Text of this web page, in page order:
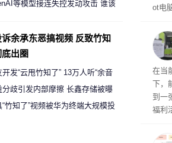
ot电
在当
下，
到一
福利
州
一晚 遭讽“反乌托邦”
等模型接连失控发动攻击 谁该
余承东恶搞视频 反致竹知
出圈
开发“云甩竹知了” 13万人听“余音
分歧引发内部摩擦 长鑫存储被曝
驻场工程师驱逐出研发基地
“竹知了”视频被华为终端大规模投